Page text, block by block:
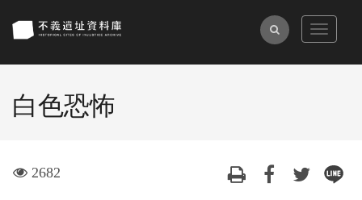
到
要
全
Toggle
白色恐怖
visit
2682